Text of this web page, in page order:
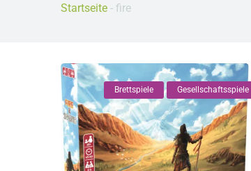
Startseite - fire
Brettspiele Gesellschaftsspiele